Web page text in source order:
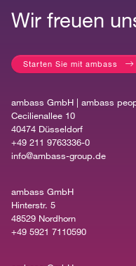
Wir freuen
Starten Sie mit ambass
ambass GmbH | ambass
Cecilienallee 10
40474 Düsseldorf
+49 211 9763336-0
info@ambass-group.de
ambass GmbH
Hinterstr. 5
48529 Nordhorn
+49 5921 7110590